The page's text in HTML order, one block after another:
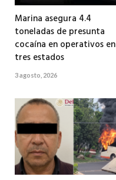
Marina asegura 4.4
toneladas de presunta
cocaína en operativos en
tres estados
3 agosto, 2026